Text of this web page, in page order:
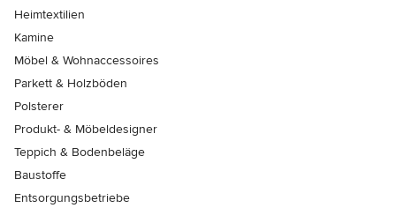
Heimtextilien
Kamine
Möbel & Wohnaccessoires
Parkett & Holzböden
Polsterer
Produkt- & Möbeldesigner
Teppich & Bodenbeläge
Baustoffe
Entsorgungsbetriebe